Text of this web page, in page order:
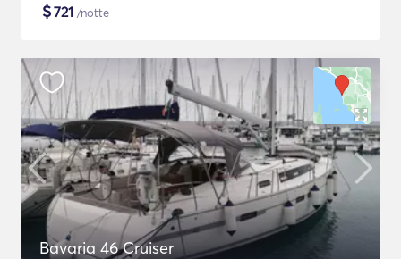
$721 /notte
Bavaria 46 Cruiser